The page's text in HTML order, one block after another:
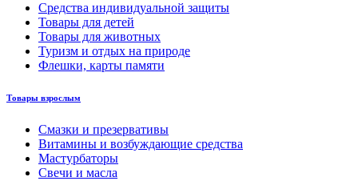
Средства индивидуальной защиты
Товары для детей
Товары для животных
Туризм и отдых на природе
Флешки, карты памяти
Товары взрослым
Смазки и презервативы
Витамины и возбуждающие средства
Мастурбаторы
Свечи и масла